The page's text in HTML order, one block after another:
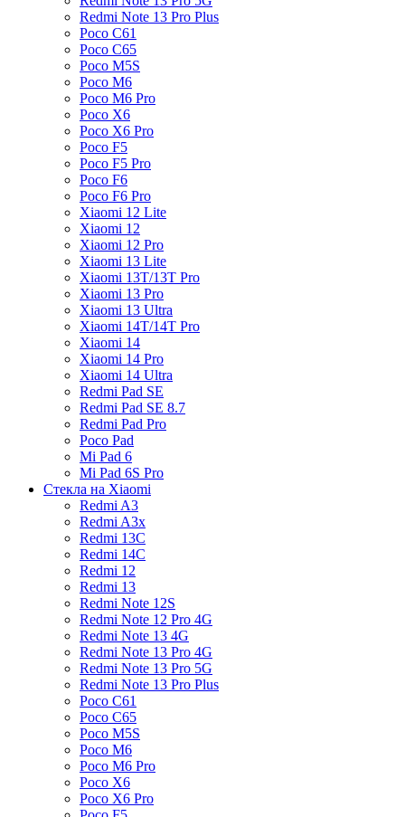
Redmi Note 13 Pro Plus
Poco C61
Poco C65
Poco M5S
Poco M6
Poco M6 Pro
Poco X6
Poco X6 Pro
Poco F5
Poco F5 Pro
Poco F6
Poco F6 Pro
Xiaomi 12 Lite
Xiaomi 12
Xiaomi 12 Pro
Xiaomi 13 Lite
Xiaomi 13T/13T Pro
Xiaomi 13 Pro
Xiaomi 13 Ultra
Xiaomi 14T/14T Pro
Xiaomi 14
Xiaomi 14 Pro
Xiaomi 14 Ultra
Redmi Pad SE
Redmi Pad SE 8.7
Redmi Pad Pro
Poco Pad
Mi Pad 6
Mi Pad 6S Pro
Стекла на Xiaomi
Redmi A3
Redmi A3x
Redmi 13C
Redmi 14C
Redmi 12
Redmi 13
Redmi Note 12S
Redmi Note 12 Pro 4G
Redmi Note 13 4G
Redmi Note 13 Pro 4G
Redmi Note 13 Pro 5G
Redmi Note 13 Pro Plus
Poco C61
Poco C65
Poco M5S
Poco M6
Poco M6 Pro
Poco X6
Poco X6 Pro